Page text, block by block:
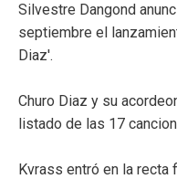
Silvestre Dangond
septiembre el
Diaz'.
Churo Diaz y su
listado de las 17
Kvrass entró en la recta